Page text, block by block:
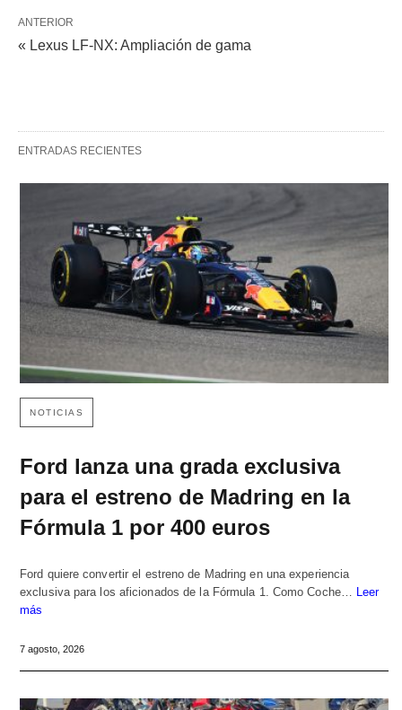
ANTERIOR
« Lexus LF-NX: Ampliación de gama
ENTRADAS RECIENTES
NOTICIAS
Ford lanza una grada exclusiva
para el estreno de Madring en la
Fórmula 1 por 400 euros
Ford quiere convertir el estreno de Madring en una experiencia
exclusiva para los aficionados de la Fórmula 1. Como Coche… Leer
más
7 agosto, 2026